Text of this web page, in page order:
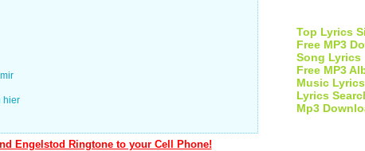
hier
Engelstod Ringtone to your Cell Phone!
Top Lyrics
Free MP3
Song Lyrics
Free MP3
Music Lyrics
Lyrics
Mp3